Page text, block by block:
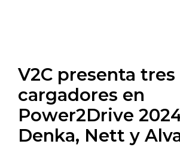
V2C presenta
cargadores en
Power2Drive
Denka, Nett y